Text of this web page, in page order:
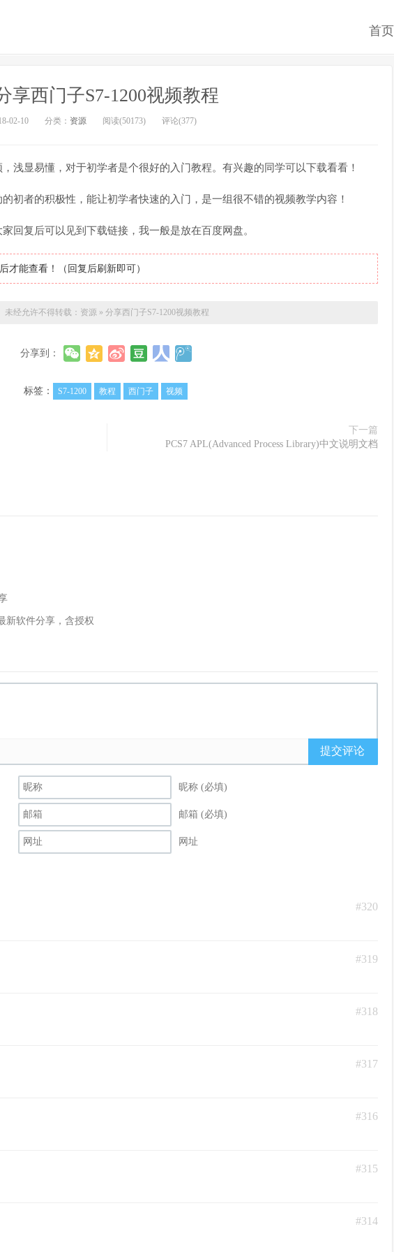
首页
享西门子S7-1200视频教程
02-10 分类： 资源 阅读(50173) 评论(377)
浅显易懂，对于初学者是个很好的入门教程。有兴趣的同学可以下载看看！
初者的积极性，能让初学者快速的入门，是一组很不错的视频教学内容！
回复后可以见到下载链接，我一般是放在百度网盘。
后才能查看！（回复后刷新即可）
未经允许不得转载： 资源» 分享西门子S7-1200视频教程
分享到：
标签： S7-1200 教程 西门子 视频
下一篇
PCS7 APL(Advanced Process Library)中文说明文档
新软件分享，含授权
提交评论
昵称 (必填)
邮箱 (必填)
网址
#320
#319
#318
#317
#316
#315
#314